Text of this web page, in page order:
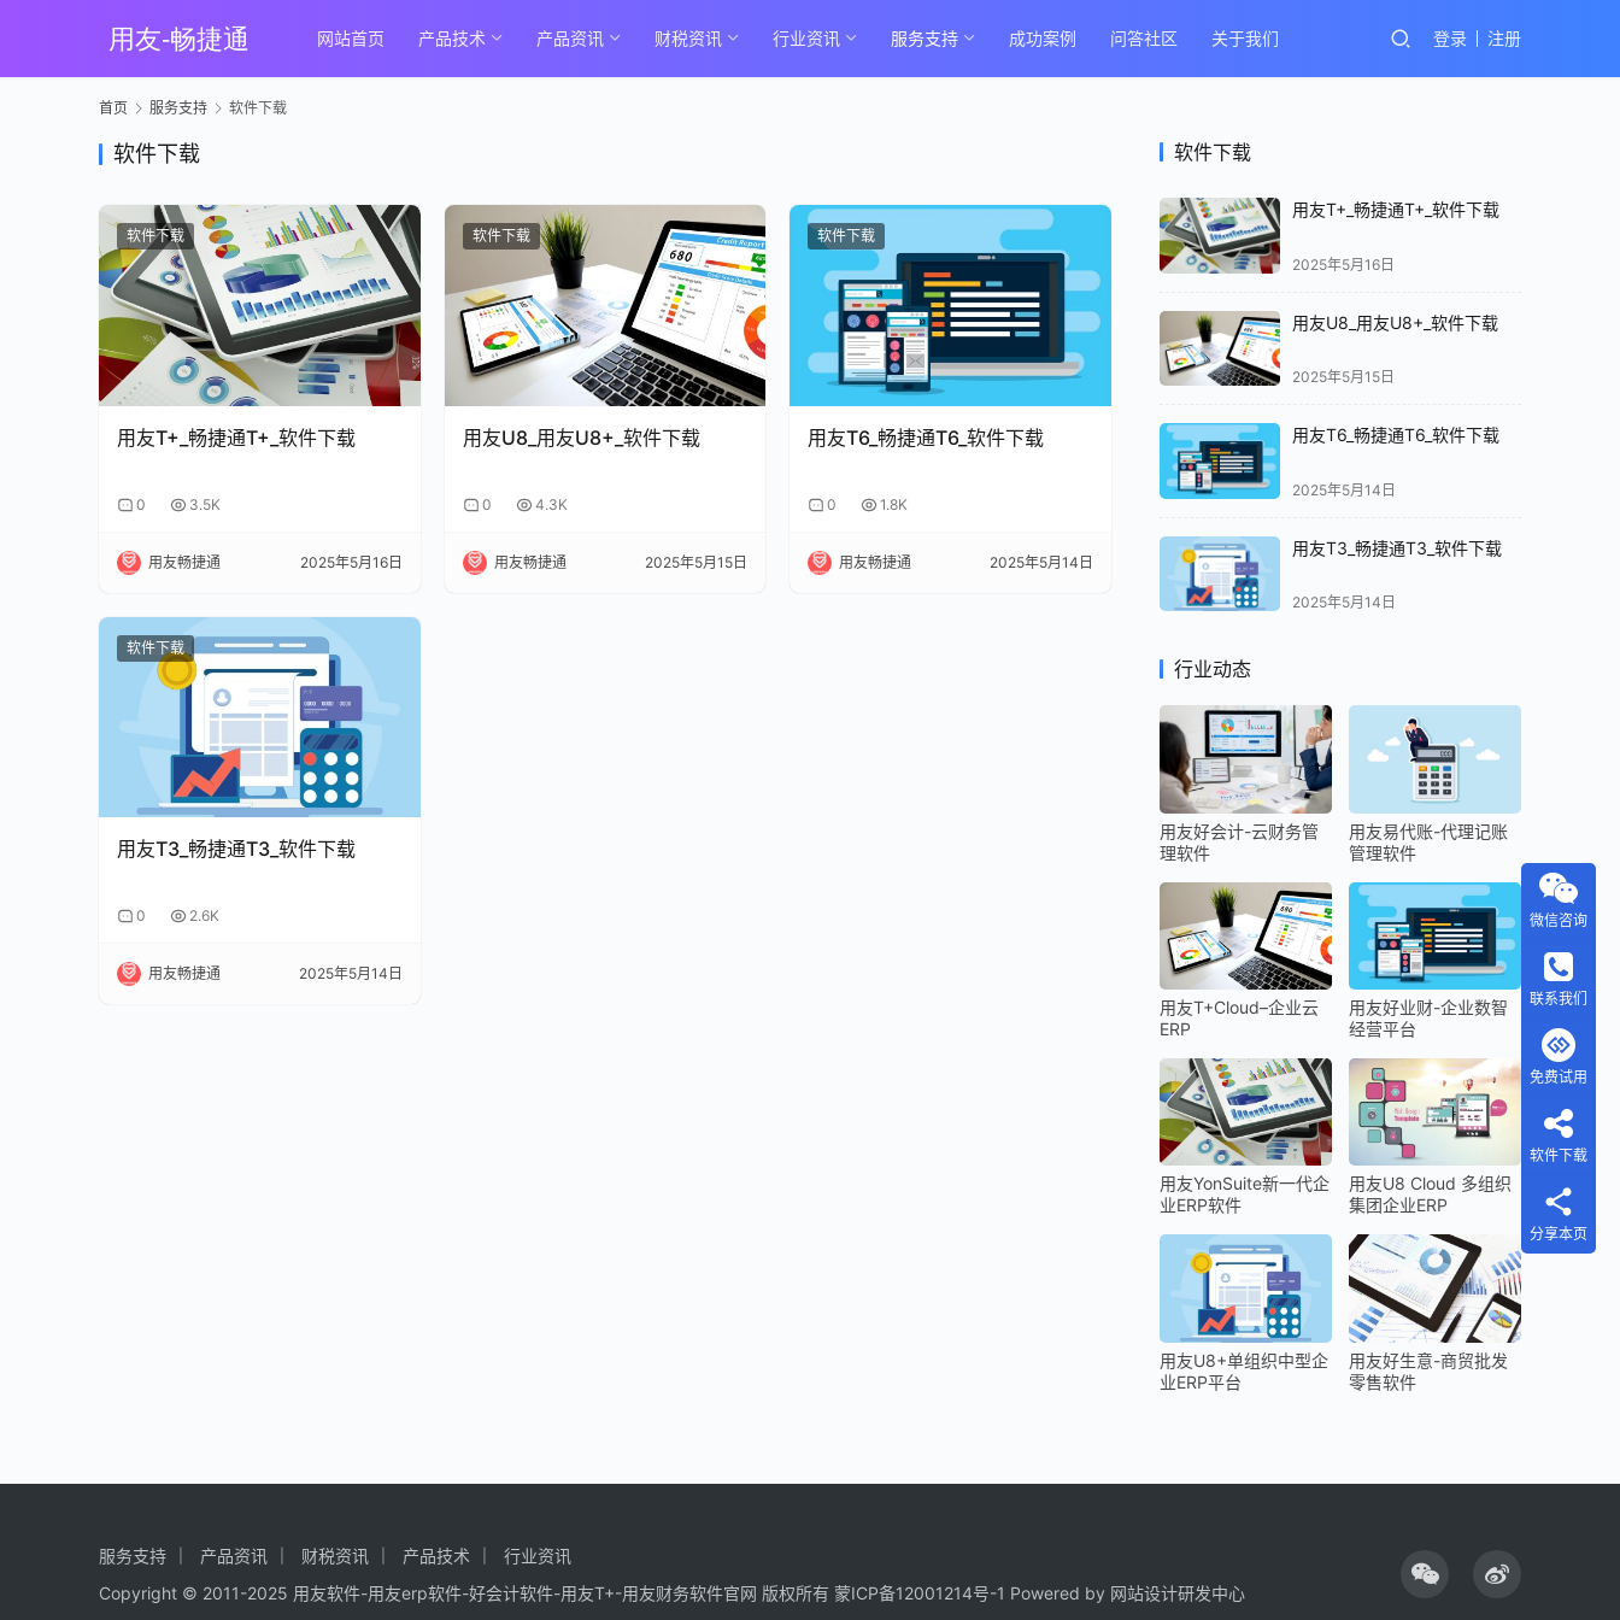
网站首页 产品技术 产品资讯 财税资讯 行业资讯 服务支持 成功案例 问答社区 关于我们 登录 注册
首页 服务支持 软件下载
软件下载
软件下载
用友T+_畅捷通T+_软件下载
0 3.5K
用友畅捷通 2025年5月16日
软件下载
用友U8_用友U8+_软件下载
0 4.3K
用友畅捷通 2025年5月15日
软件下载
用友T6_畅捷通T6_软件下载
0 1.8K
用友畅捷通 2025年5月14日
软件下载
用友T3_畅捷通T3_软件下载
0 2.6K
用友畅捷通 2025年5月14日
软件下载
用友T+_畅捷通T+_软件下载
2025年5月16日
用友U8_用友U8+_软件下载
2025年5月15日
用友T6_畅捷通T6_软件下载
2025年5月14日
用友T3_畅捷通T3_软件下载
2025年5月14日
行业动态
用友好会计-云财务管
理软件
用友易代账-代理记账
管理软件
用友T+Cloud–企业云
ERP
用友好业财-企业数智
经营平台
用友YonSuite新一代企
业ERP软件
用友U8 Cloud 多组织
集团企业ERP
用友U8+单组织中型企
业ERP平台
用友好生意-商贸批发
零售软件
服务支持 产品资讯 财税资讯 产品技术
行业资讯
Copyright © 2011-2025 用友软件-用友erp软件-好会计软件-用友T+-用友财务软件官网 版权所有 蒙ICP备12001214号-1 Powered by 网站设计研发中心
微信咨询
联系我们
免费试用
软件下载
分享本页